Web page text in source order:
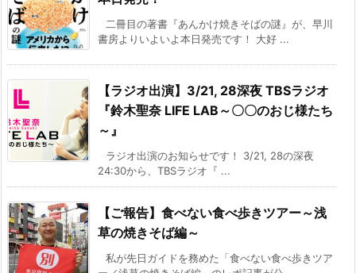
二冊目の著書『あんかけ焼きそばの謎』が、早川
書房よりいよいよ本日発売です！ 大好 ...
【ラジオ出演】3/21, 28深夜 TBSラジオ
『鈴木聖奈 LIFE LAB～〇〇のおじ様たち
～』
ラジオ出演のお知らせです！ 3/21, 28の深夜
24:30から、TBSラジオ『 ...
【ご報告】食べない食べ歩きツアー～浅
草の焼きそば編～
私が先日ガイドを務めた「食べない食べ歩きツア